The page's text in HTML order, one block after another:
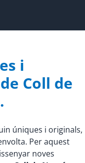
i
Coll de
úniques i originals,
Per aquest
noves